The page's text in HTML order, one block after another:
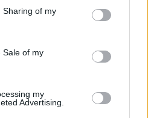
behaviour. You may click to
and its third-party tags to
purposes in below Google
Sharing of my
Sale of my
my
Advertising.